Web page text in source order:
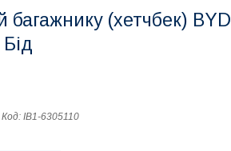
багажнику (хетчбек) BYD
Код: IB1-6305110